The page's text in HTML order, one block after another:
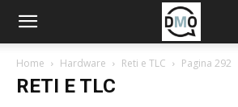
Home Hardware Reti e TLC Pagina 292
RETI E TLC